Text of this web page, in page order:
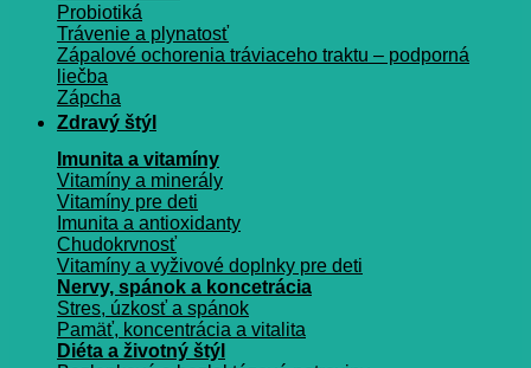
Probiotiká
Trávenie a plynatosť
Zápalové ochorenia tráviaceho traktu – podporná
liečba
Zápcha
Zdravý štýl
Imunita a vitamíny
Vitamíny a minerály
Vitamíny pre deti
Imunita a antioxidanty
Chudokrvnosť
Vitamíny a vyživové doplnky pre deti
Nervy, spánok a koncetrácia
Stres, úzkosť a spánok
Pamäť, koncentrácia a vitalita
Diéta a životný štýl